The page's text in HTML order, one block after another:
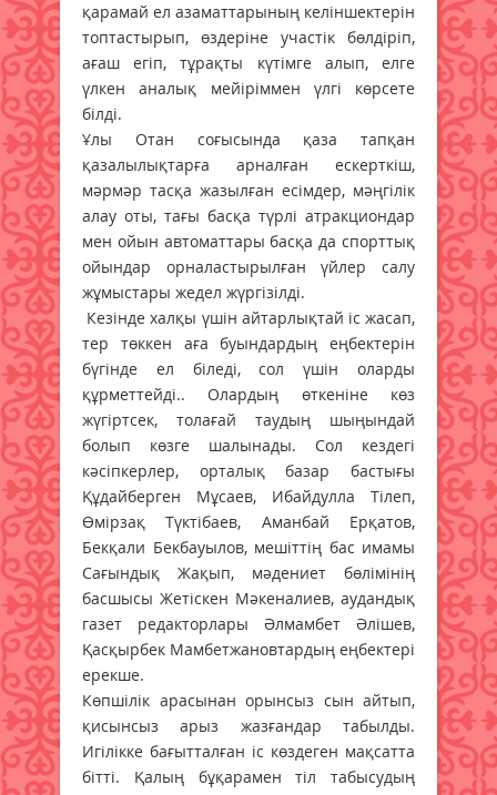
қарамай ел азаматтарының келіншектерін
топтастырып, өздеріне участік бөлдіріп,
ағаш егіп, тұрақты күтімге алып, елге
үлкен аналық мейіріммен үлгі көрсете
білді.
Ұлы Отан соғысында қаза тапқан
қазалылықтарға арналған ескерткіш,
мәрмәр тасқа жазылған есімдер, мәңгілік
алау оты, тағы басқа түрлі атракциондар
мен ойын автоматтары басқа да спорттық
ойындар орналастырылған үйлер салу
жұмыстары жедел жүргізілді.
Кезінде халқы үшін айтарлықтай іс жасап,
тер төккен аға буындардың еңбектерін
бүгінде ел біледі, сол үшін оларды
құрметтейді.. Олардың өткеніне көз
жүгіртсек, толағай таудың шыңындай
болып көзге шалынады. Сол кездегі
кәсіпкерлер, орталық базар бастығы
Құдайберген Мұсаев, Ибайдулла Тілеп,
Өмірзақ Түктібаев, Аманбай Ерқатов,
Бекқали Бекбауылов, мешіттің бас имамы
Сағындық Жақып, мәдениет бөлімінің
басшысы Жетіскен Мәкеналиев, аудандық
газет редакторлары Әлмамбет Әлішев,
Қасқырбек Мамбетжановтардың еңбектері
ерекше.
Көпшілік арасынан орынсыз сын айтып,
қисынсыз арыз жазғандар табылды.
Игілікке бағытталған іс көздеген мақсатта
бітті. Қалың бұқарамен тіл табысудың